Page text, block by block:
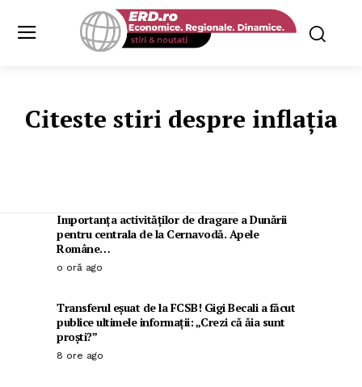
Citeste stiri despre inflația
Importanța activităților de dragare a Dunării
pentru centrala de la Cernavodă. Apele
Române…
o oră ago
Transferul eșuat de la FCSB! Gigi Becali a făcut
publice ultimele informații: „Crezi că ăia sunt
proști?”
8 ore ago